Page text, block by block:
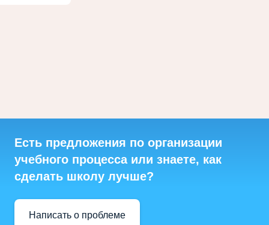
Есть предложения по организации
учебного процесса или знаете, как
сделать школу лучше?
Написать о проблеме